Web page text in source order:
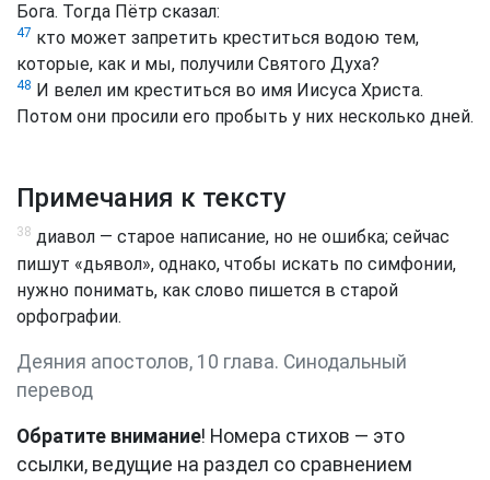
Бога. Тогда Пётр сказал:
47 кто может запретить креститься водою тем,
которые, как и мы, получили Святого Духа?
48 И велел им креститься во имя Иисуса Христа.
Потом они просили его пробыть у них несколько дней.
Примечания к тексту
38 диавол — старое написание, но не ошибка; сейчас
пишут «дьявол», однако, чтобы искать по симфонии,
нужно понимать, как слово пишется в старой
орфографии.
Деяния апостолов, 10 глава. Синодальный
перевод
Обратите внимание! Номера стихов — это
ссылки, ведущие на раздел со сравнением